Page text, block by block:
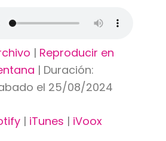
| Reproducir en
| Duración:
el 25/08/2024
| iTunes | iVoox